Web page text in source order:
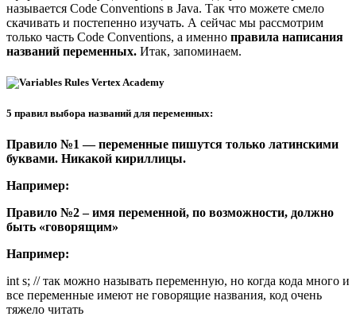
называется Code Conventions в Java. Так что можете смело
скачивать и постепенно изучать. А сейчас мы рассмотрим
только часть Code Conventions, а именно правила написания
названий переменных. Итак, запоминаем.
5 правил выбора названий для переменных:
Правило №1 — переменные пишутся только латинскими
буквами. Никакой кириллицы.
Например:
Правило №2 – имя переменной, по возможности, должно
быть «говорящим»
Например:
int s; // так можно называть переменную, но когда кода много и
все переменные имеют не говорящие названия, код очень
тяжело читать